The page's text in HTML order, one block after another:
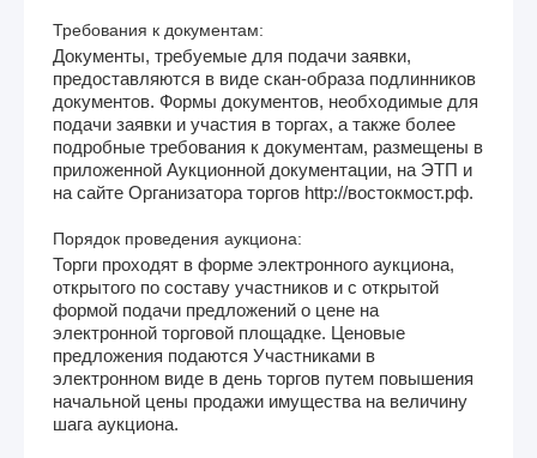
Требования к документам:
Документы, требуемые для подачи заявки,
предоставляются в виде скан-образа подлинников
документов. Формы документов, необходимые для
подачи заявки и участия в торгах, а также более
подробные требования к документам, размещены в
приложенной Аукционной документации, на ЭТП и
на сайте Организатора торгов http://востокмост.рф.
Порядок проведения аукциона:
Торги проходят в форме электронного аукциона,
открытого по составу участников и с открытой
формой подачи предложений о цене на
электронной торговой площадке. Ценовые
предложения подаются Участниками в
электронном виде в день торгов путем повышения
начальной цены продажи имущества на величину
шага аукциона.